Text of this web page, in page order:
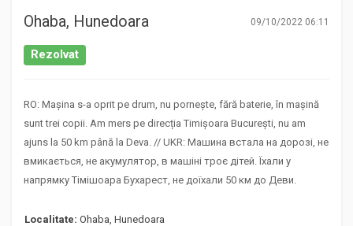
Ohaba, Hunedoara 09/10/2022 06:11
Rezolvat
RO: Mașina s-a oprit pe drum, nu pornește, fără baterie, în mașină
sunt trei copii. Am mers pe direcția Timișoara București, nu am
ajuns la 50 km până la Deva. // UKR: Машина встала на дорозі, не
вмикається, не акумулятор, в машіні троє дітей. Їхали у
напрямку Тімішоара Бухарест, не доїхали 50 км до Деви.
Localitate: Ohaba, Hunedoara